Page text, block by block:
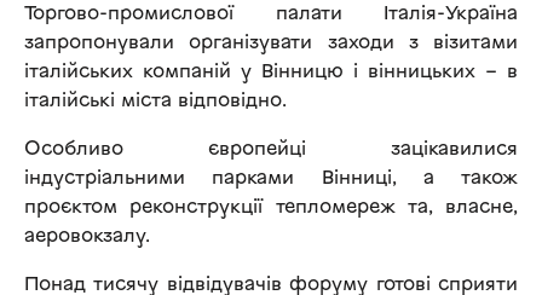
Торгово-промислової палати Італія-Україна
запропонували організувати заходи з візитами
італійських компаній у Вінницю і вінницьких – в
італійські міста відповідно.
Особливо європейці зацікавилися
індустріальними парками Вінниці, а також
проєктом реконструкції тепломереж та, власне,
аеровокзалу.
Понад тисячу відвідувачів форуму готові сприяти